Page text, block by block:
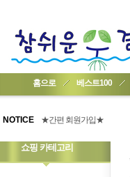
홈으로 베스트100
NOTICE
★기업회원가입 방법..
★간편 회원가입★
쇼핑 카테고리